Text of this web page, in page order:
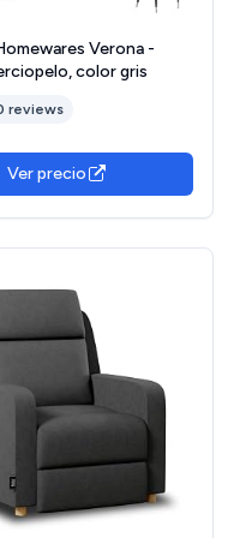
Verona -
color gris
reviews
Ver precio